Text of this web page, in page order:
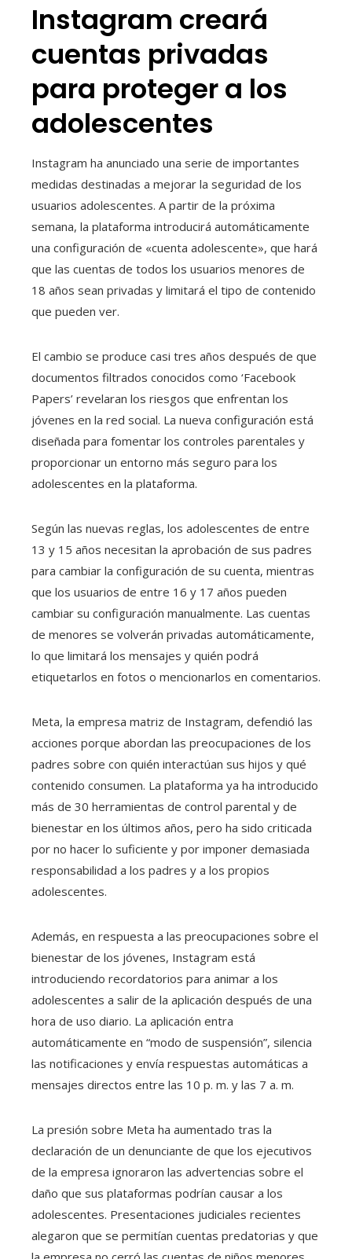
Instagram creará
cuentas privadas
para proteger a los
adolescentes
Instagram ha anunciado una serie de importantes
medidas destinadas a mejorar la seguridad de los
usuarios adolescentes. A partir de la próxima
semana, la plataforma introducirá automáticamente
una configuración de «cuenta adolescente», que hará
que las cuentas de todos los usuarios menores de
18 años sean privadas y limitará el tipo de contenido
que pueden ver.
El cambio se produce casi tres años después de que
documentos filtrados conocidos como ‘Facebook
Papers’ revelaran los riesgos que enfrentan los
jóvenes en la red social. La nueva configuración está
diseñada para fomentar los controles parentales y
proporcionar un entorno más seguro para los
adolescentes en la plataforma.
Según las nuevas reglas, los adolescentes de entre
13 y 15 años necesitan la aprobación de sus padres
para cambiar la configuración de su cuenta, mientras
que los usuarios de entre 16 y 17 años pueden
cambiar su configuración manualmente. Las cuentas
de menores se volverán privadas automáticamente,
lo que limitará los mensajes y quién podrá
etiquetarlos en fotos o mencionarlos en comentarios.
Meta, la empresa matriz de Instagram, defendió las
acciones porque abordan las preocupaciones de los
padres sobre con quién interactúan sus hijos y qué
contenido consumen. La plataforma ya ha introducido
más de 30 herramientas de control parental y de
bienestar en los últimos años, pero ha sido criticada
por no hacer lo suficiente y por imponer demasiada
responsabilidad a los padres y a los propios
adolescentes.
Además, en respuesta a las preocupaciones sobre el
bienestar de los jóvenes, Instagram está
introduciendo recordatorios para animar a los
adolescentes a salir de la aplicación después de una
hora de uso diario. La aplicación entra
automáticamente en “modo de suspensión”, silencia
las notificaciones y envía respuestas automáticas a
mensajes directos entre las 10 p. m. y las 7 a. m.
La presión sobre Meta ha aumentado tras la
declaración de un denunciante de que los ejecutivos
de la empresa ignoraron las advertencias sobre el
daño que sus plataformas podrían causar a los
adolescentes. Presentaciones judiciales recientes
alegaron que se permitían cuentas predatorias y que